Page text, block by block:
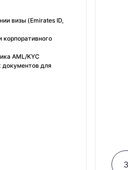
визы (Emirates ID,
корпоративного
AML/KYC
документов для